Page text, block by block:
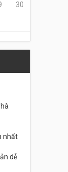
30
nhất
dễ